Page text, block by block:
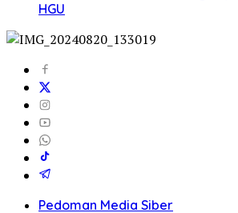
HGU
Pedoman Media Siber